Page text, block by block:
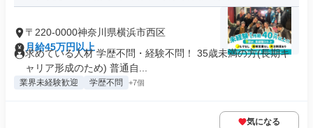
〒220-0000神奈川県横浜市西区
月給45万円以上
求めている人材 学歴不問・経験不問！ 35歳未満の方(長期キ
ャリア形成のため) 普通自...
業界未経験歓迎 学歴不問 +7個
気になる